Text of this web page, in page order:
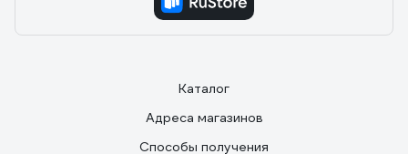
Каталог
Адреса магазинов
Способы получения